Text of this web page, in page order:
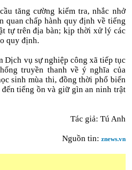
tăng cường kiểm tra, nhắc nhở
quan chấp hành quy định về tiếng
tự trên địa bàn; kịp thời xử lý các
quy định.
Dịch vụ sự nghiệp công xã tiếp tục
truyền thanh về ý nghĩa của
sinh mùa thi, đồng thời phổ biến
tiếng ồn và giữ gìn an ninh trật
Tác giả: Tú Anh
Nguồn tin: znews.vn